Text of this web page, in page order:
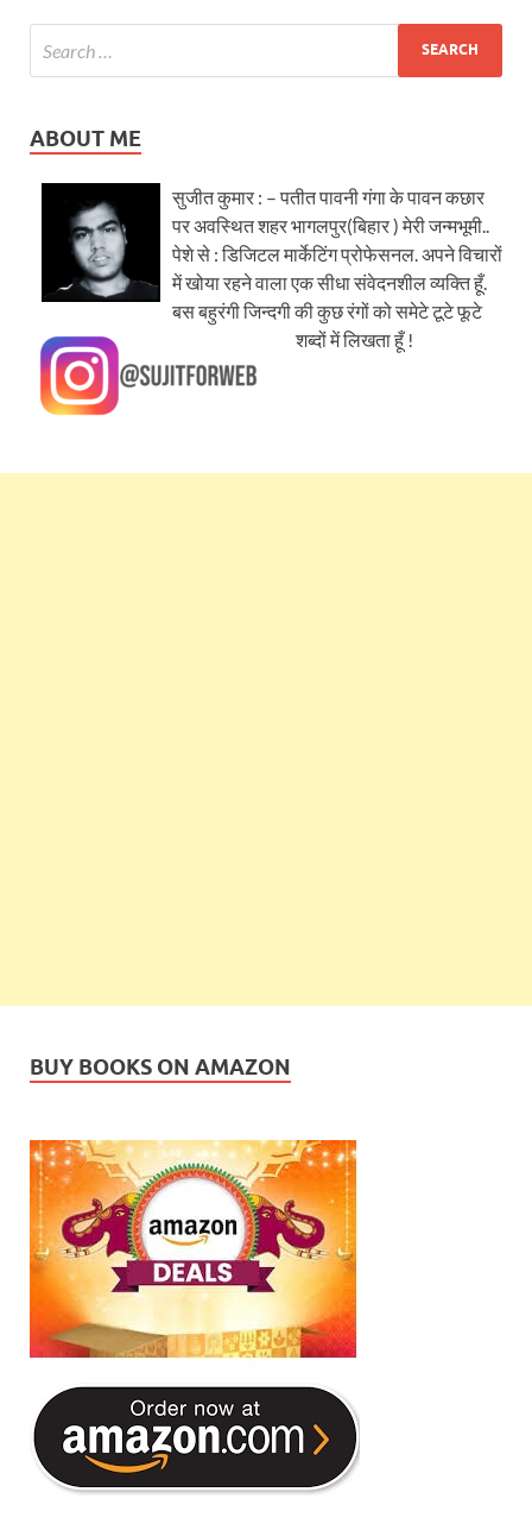
ABOUT ME
सुजीत कुमार : – पतीत पावनी गंगा के पावन कछार
पर अवस्थित शहर भागलपुर(बिहार ) मेरी जन्मभूमी..
पेशे से : डिजिटल मार्केटिंग प्रोफेसनल. अपने विचारों
में खोया रहने वाला एक सीधा संवेदनशील व्यक्ति हूँ.
बस बहुरंगी जिन्दगी की कुछ रंगों को समेटे टूटे फूटे
शब्दों में लिखता हूँ !
BUY BOOKS ON AMAZON